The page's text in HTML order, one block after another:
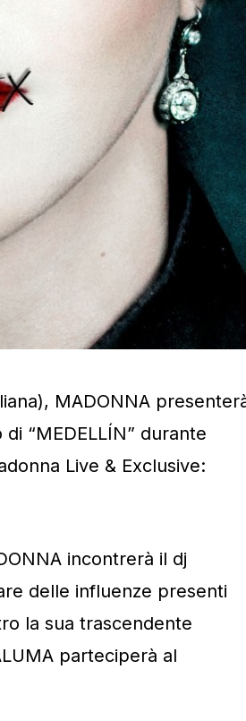
MADONNA
“MEDELLÍN” durante
Live & Exclusive:
incontrerà il dj
delle influenze presenti
la sua trascendente
parteciperà al